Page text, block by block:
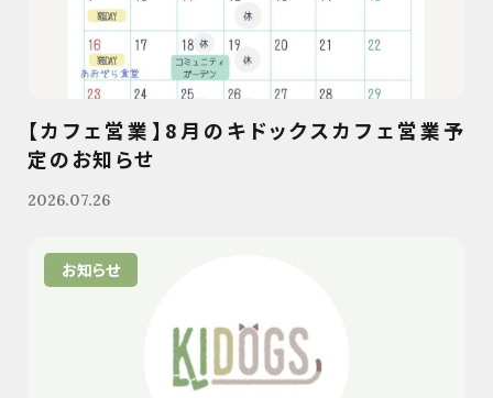
【カフェ営業】8月のキドックスカフェ営業予
定のお知らせ
2026.07.26
お知らせ